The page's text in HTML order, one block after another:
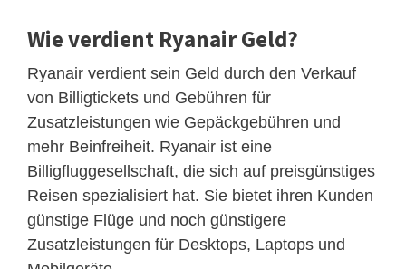
Wie verdient Ryanair Geld?
Ryanair verdient sein Geld durch den Verkauf
von Billigtickets und Gebühren für
Zusatzleistungen wie Gepäckgebühren und
mehr Beinfreiheit. Ryanair ist eine
Billigfluggesellschaft, die sich auf preisgünstiges
Reisen spezialisiert hat. Sie bietet ihren Kunden
günstige Flüge und noch günstigere
Zusatzleistungen für Desktops, Laptops und